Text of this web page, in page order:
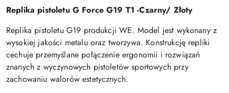
Replika pistoletu G Force G19 T1 -Czarny/ Złoty
Replika pistoletu G19 produkcji WE. Model jest wykonany z
wysokiej jakości metalu oraz tworzywa. Konstrukcję repliki
cechuje przemyślane połączenie ergonomii i rozwiązań
znanych z wyczynowych pistoletów sportowych przy
zachowaniu walorów estetycznych.